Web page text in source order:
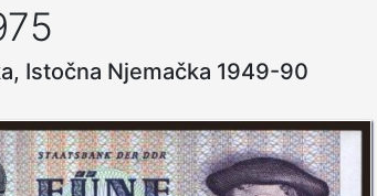
Istočna Njemačka 1949-90